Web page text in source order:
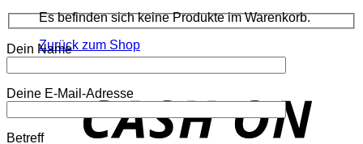
Es befinden sich keine Produkte im Warenkorb.
Zurück zum Shop
Dein Name
Deine E-Mail-Adresse
Betreff